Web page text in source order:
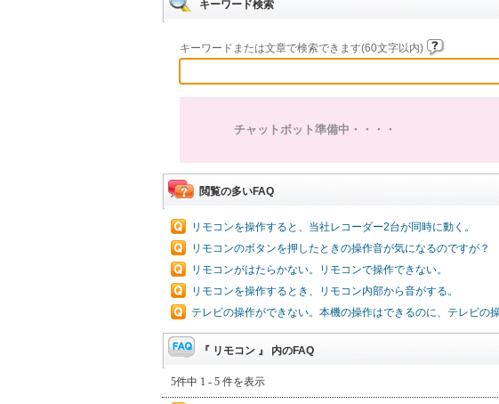
キーワード検索
キーワードまたは文章で検索できます(60文字以内)
チャットボット準備中・・・・
閲覧の多いFAQ
リモコンを操作すると、当社レコーダー2台が同時に動く。
リモコンのボタンを押したときの操作音が気になるのですが？
リモコンがはたらかない。リモコンで操作できない。
リモコンを操作するとき、リモコン内部から音がする。
テレビの操作ができない。本機の操作はできるのに、テレビの
『 リモコン 』 内のFAQ
5件中 1 - 5 件を表示